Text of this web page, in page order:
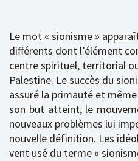
Le mot « sionisme »
différents dont l’élément
centre spirituel, territorial
Palestine. Le succès du
assuré la primauté et
son but atteint, le
nouveaux problèmes lui
nouvelle définition. Les
vent usé du terme «